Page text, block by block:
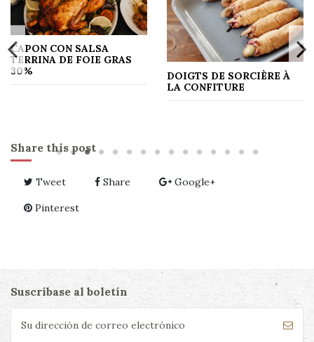
CAPON CON SALSA
TERRINA DE FOIE GRAS
30%
DOIGTS DE SORCIÈRE À
LA CONFITURE
Share this post
Tweet Share Google+
Pinterest
Suscríbase al boletín